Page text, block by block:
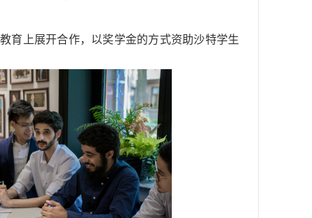
育上展开合作，以奖学金的方式资助沙特学生